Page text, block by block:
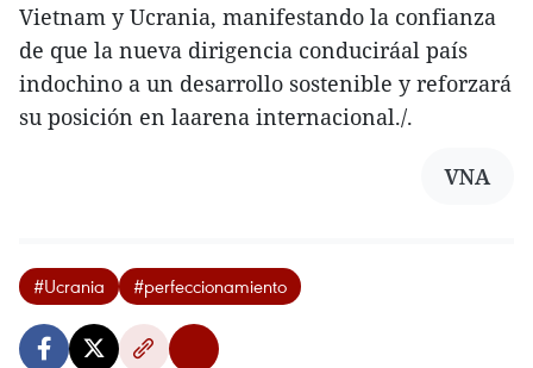
Vietnam y Ucrania, manifestando la confianza
de que la nueva dirigencia conduciráal país
indochino a un desarrollo sostenible y reforzará
su posición en laarena internacional./.
VNA
#Ucrania #perfeccionamiento